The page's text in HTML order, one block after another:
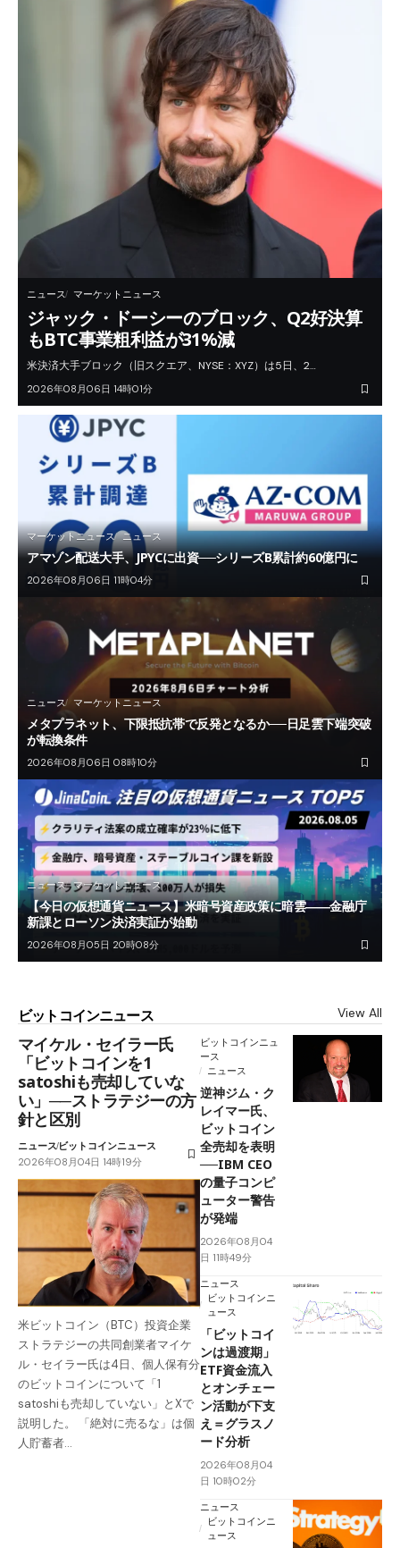
ニュース マーケットニュース
ジャック・ドーシーのブロック、Q2好決算
もBTC事業粗利益が31%減
米決済大手ブロック（旧スクエア、NYSE：XYZ）は5日、2…
2026年08月06日 14時01分
マーケットニュース ニュース
アマゾン配送大手、JPYCに出資──シリーズB累計約60億円に
2026年08月06日 11時04分
ニュース マーケットニュース
メタプラネット、下限抵抗帯で反発となるか──日足雲下端突破
が転換条件
2026年08月06日 08時10分
ニュース マーケットニュース
【今日の仮想通貨ニュース】米暗号資産政策に暗雲――金融庁
新課とローソン決済実証が始動
2026年08月05日 20時08分
ビットコインニュース View All
マイケル・セイラー氏
「ビットコインを1
satoshiも売却していな
い」──ストラテジーの方
針と区別
ニュースビットコインニュース
2026年08月04日 14時19分
米ビットコイン（BTC）投資企業
ストラテジーの共同創業者マイケ
ル・セイラー氏は4日、個人保有分
のビットコインについて「1
satoshiも売却していない」とXで
説明した。 「絶対に売るな」は個
人貯蓄者…
ビットコインニュ
ース
ニュース
逆神ジム・ク
レイマー氏、
ビットコイン
全売却を表明
──IBM CEO
の量子コンピ
ューター警告
が発端
2026年08月04
日 11時49分
ニュース
ビットコインニ
ュース
「ビットコイ
ンは過渡期」
ETF資金流入
とオンチェー
ン活動が下支
え＝グラスノ
ード分析
2026年08月04
日 10時02分
ニュース
ビットコインニ
ュース